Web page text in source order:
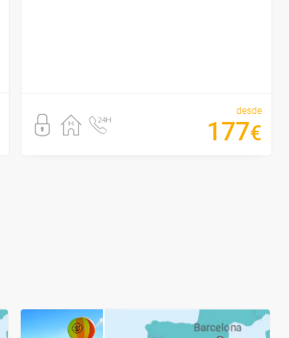
desde
177€